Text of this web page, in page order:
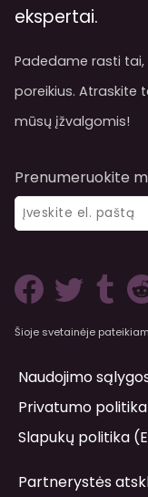
ekspertai.
Padedame rasti tai,
poreikius. Atraskite
mūsų įžvalgomis!
Prenumeruokite
Šioje svetainėje
Naudojimo
Privatumo
Slapukų politika
Partnerystės